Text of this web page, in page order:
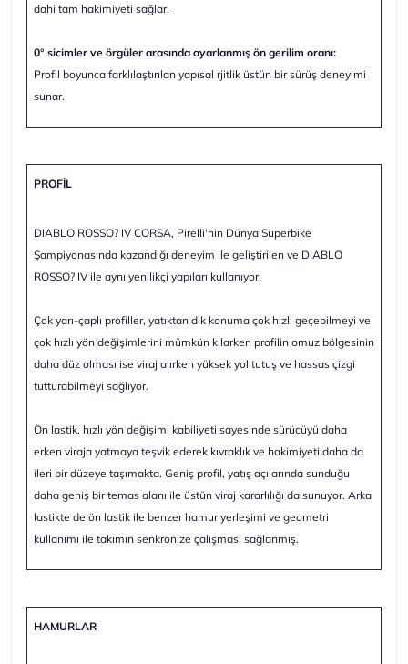
dahi tam hakimiyeti sağlar.
0° sicimler ve örgüler arasında ayarlanmış ön gerilim oranı:
Profil boyunca farklılaştırılan yapısal rjitlik üstün bir sürüş deneyimi
sunar.
PROFİL
DIABLO ROSSO? IV CORSA, Pirelli'nin Dünya Superbike
Şampiyonasında kazandığı deneyim ile geliştirilen ve DIABLO
ROSSO? IV ile aynı yenilikçi yapıları kullanıyor.
Çok yarı-çaplı profiller, yatıktan dik konuma çok hızlı geçebilmeyi ve
çok hızlı yön değişimlerini mümkün kılarken profilin omuz bölgesinin
daha düz olması ise viraj alırken yüksek yol tutuş ve hassas çizgi
tutturabilmeyi sağlıyor.
Ön lastik, hızlı yön değişimi kabiliyeti sayesinde sürücüyü daha
erken viraja yatmaya teşvik ederek kıvraklık ve hakimiyeti daha da
ileri bir düzeye taşımakta. Geniş profil, yatış açılarında sunduğu
daha geniş bir temas alanı ile üstün viraj kararlılığı da sunuyor. Arka
lastikte de ön lastik ile benzer hamur yerleşimi ve geometri
kullanımı ile takımın senkronize çalışması sağlanmış.
HAMURLAR